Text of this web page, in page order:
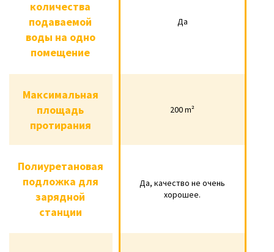
количества
подаваемой
воды на одно
помещение
Максимальная
площадь
протирания
200 m²
Полиуретановая
подложка для
зарядной
станции
Да, качество не
очень хорошее.
Да. Хорошее
Да
200 m²
Да, качество не очень
хорошее.
количества
подаваемой
воды на одно
помещение
Максимальная
площадь
протирания
Полиуретановая
подложка для
зарядной
станции